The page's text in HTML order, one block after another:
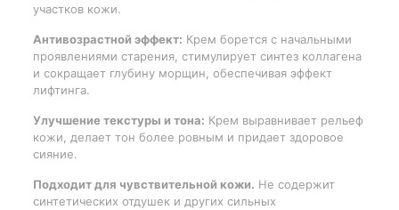
участков кожи.
Антивозрастной эффект: Крем борется с начальными
проявлениями старения, стимулирует синтез коллагена
и сокращает глубину морщин, обеспечивая эффект
лифтинга.
Улучшение текстуры и тона: Крем выравнивает рельеф
кожи, делает тон более ровным и придает здоровое
сияние.
Подходит для чувствительной кожи. Не содержит
синтетических отдушек и других сильных